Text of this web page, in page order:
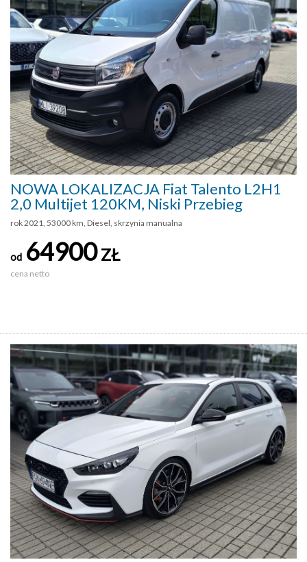
NOWA LOKALIZACJA Fiat Talento L2H1
2,0 Multijet 120KM, Niski Przebieg
rok 2021, 53000 km, Diesel, skrzynia manualna
od 64900ZŁ
cena netto